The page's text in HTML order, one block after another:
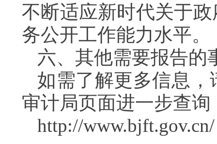
不断适应新时代关于
务公开工作能力水平。
六、其他需要报告的
如需了解更多信息
审计局页面进一步查询
http://www.bjft.gov.cn/